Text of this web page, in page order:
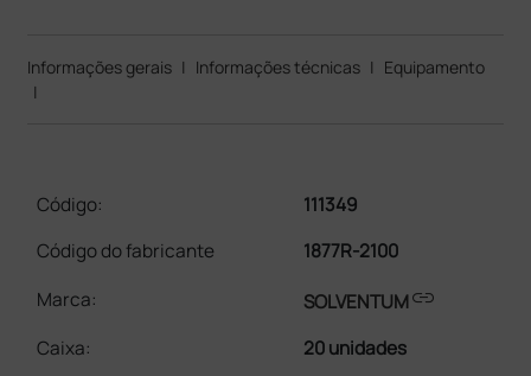
Informações gerais | Informações técnicas | Equipamento
|
Código:
111349
Código do fabricante
1877R-2100
Marca:
SOLVENTUMlink
Caixa:
20 unidades